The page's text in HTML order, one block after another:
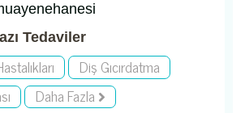
Tedaviler
Diş Gıcırdatma
Daha Fazla